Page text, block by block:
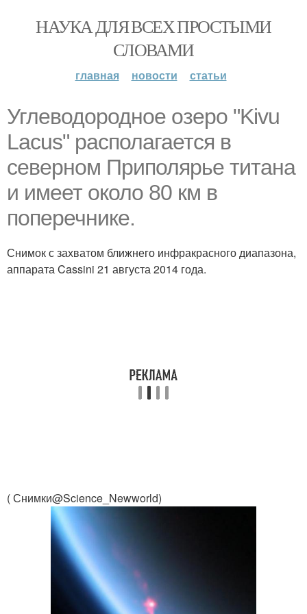
НАУКА ДЛЯ ВСЕХ ПРОСТЫМИ
СЛОВАМИ
главная новости статьи
Углеводородное озеро "Kivu
Lacus" располагается в
северном Приполярье титана
и имеет около 80 км в
поперечнике.
Снимок с захватом ближнего инфракрасного диапазона,
аппарата Cassini 21 августа 2014 года.
( Снимки@Science_Newworld)